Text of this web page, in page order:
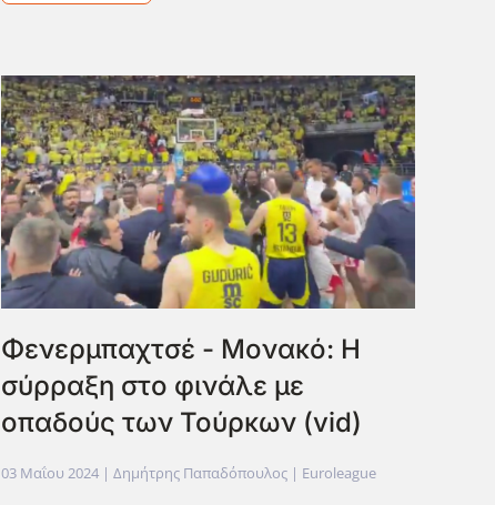
Φενερμπαχτσέ - Μονακό: Η
σύρραξη στο φινάλε με
οπαδούς των Τούρκων (vid)
03 Μαΐου 2024| Δημήτρης Παπαδόπουλος | Euroleague